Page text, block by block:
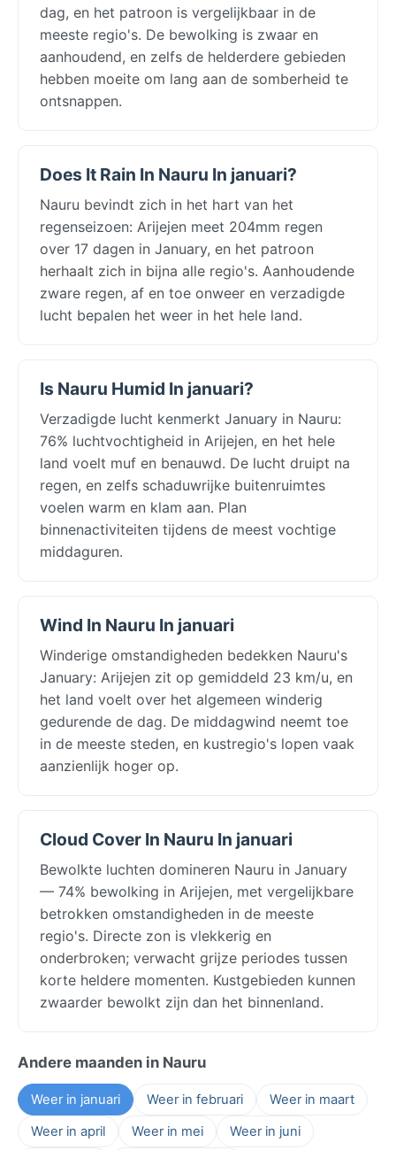
dag, en het patroon is vergelijkbaar in de
meeste regio's. De bewolking is zwaar en
aanhoudend, en zelfs de helderdere gebieden
hebben moeite om lang aan de somberheid te
ontsnappen.
Does It Rain In Nauru In januari?
Nauru bevindt zich in het hart van het
regenseizoen: Arijejen meet 204mm regen
over 17 dagen in January, en het patroon
herhaalt zich in bijna alle regio's. Aanhoudende
zware regen, af en toe onweer en verzadigde
lucht bepalen het weer in het hele land.
Is Nauru Humid In januari?
Verzadigde lucht kenmerkt January in Nauru:
76% luchtvochtigheid in Arijejen, en het hele
land voelt muf en benauwd. De lucht druipt na
regen, en zelfs schaduwrijke buitenruimtes
voelen warm en klam aan. Plan
binnenactiviteiten tijdens de meest vochtige
middaguren.
Wind In Nauru In januari
Winderige omstandigheden bedekken Nauru's
January: Arijejen zit op gemiddeld 23 km/u, en
het land voelt over het algemeen winderig
gedurende de dag. De middagwind neemt toe
in de meeste steden, en kustregio's lopen vaak
aanzienlijk hoger op.
Cloud Cover In Nauru In januari
Bewolkte luchten domineren Nauru in January
— 74% bewolking in Arijejen, met vergelijkbare
betrokken omstandigheden in de meeste
regio's. Directe zon is vlekkerig en
onderbroken; verwacht grijze periodes tussen
korte heldere momenten. Kustgebieden kunnen
zwaarder bewolkt zijn dan het binnenland.
Andere maanden in Nauru
Weer in januari Weer in februari
Weer in maart
Weer in april
Weer in mei Weer in juni